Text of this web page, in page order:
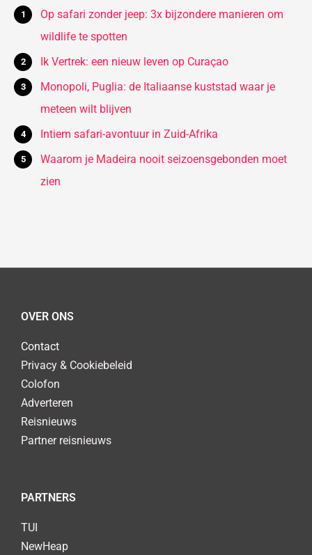
Op safari zonder jeep: 3x bijzondere manieren om
wildlife te spotten
Ik Vertrek: een nieuw leven op Curaçao
Monopoli, Puglia: de Italiaanse kuststad waar je
meteen wilt blijven
Intiem safari-avontuur in Zuid-Afrika
Waarom je Madeira nooit seizoensgebonden moet
zien
OVER ONS
Contact
Privacy & Cookiebeleid
Colofon
Adverteren
Reisnieuws
Partner reisnieuws
PARTNERS
TUI
NewHeap